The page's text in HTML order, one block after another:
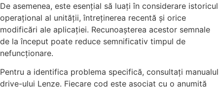
De asemenea, este esențial să luați în considerare istoricul
operațional al unității, întreținerea recentă și orice
modificări ale aplicației. Recunoașterea acestor semnale
de la început poate reduce semnificativ timpul de
nefuncționare.
Pentru a identifica problema specifică, consultați manualul
drive-ului Lenze. Fiecare cod este asociat cu o anumită